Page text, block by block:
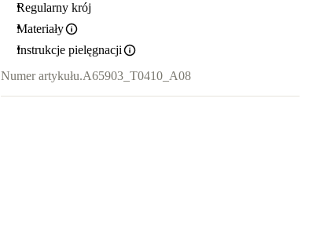
Regularny krój
Materiały
Instrukcje pielęgnacji
Numer artykułu.A65903_T0410_A08